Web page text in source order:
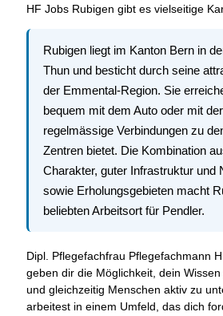
HF Jobs Rubigen gibt es vielseitige
Rubigen liegt im Kanton Bern in
Thun und besticht durch seine
der Emmental-Region. Sie
bequem mit dem Auto oder mit
regelmässige Verbindungen zu
Zentren bietet. Die Kombination
Charakter, guter Infrastruktur und
sowie Erholungsgebieten macht
beliebten Arbeitsort für Pendler.
Dipl. Pflegefachfrau Pflegefachmann
geben dir die Möglichkeit, dein
und gleichzeitig Menschen aktiv zu
arbeitest in einem Umfeld, das dich